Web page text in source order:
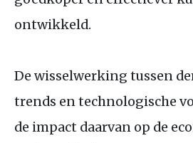
ontwikkeld.
De wisselwerking tussen
trends en technologische
de impact daarvan op de